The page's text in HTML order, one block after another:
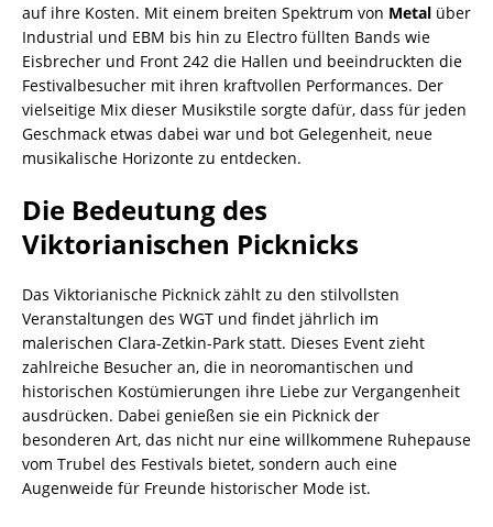
auf ihre Kosten. Mit einem breiten Spektrum von Metal über
Industrial und EBM bis hin zu Electro füllten Bands wie
Eisbrecher und Front 242 die Hallen und beeindruckten die
Festivalbesucher mit ihren kraftvollen Performances. Der
vielseitige Mix dieser Musikstile sorgte dafür, dass für jeden
Geschmack etwas dabei war und bot Gelegenheit, neue
musikalische Horizonte zu entdecken.
Die Bedeutung des
Viktorianischen Picknicks
Das Viktorianische Picknick zählt zu den stilvollsten
Veranstaltungen des WGT und findet jährlich im
malerischen Clara-Zetkin-Park statt. Dieses Event zieht
zahlreiche Besucher an, die in neoromantischen und
historischen Kostümierungen ihre Liebe zur Vergangenheit
ausdrücken. Dabei genießen sie ein Picknick der
besonderen Art, das nicht nur eine willkommene Ruhepause
vom Trubel des Festivals bietet, sondern auch eine
Augenweide für Freunde historischer Mode ist.